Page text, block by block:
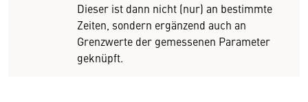
Dieser ist dann nicht (nur) an bestimmte
Zeiten, sondern ergänzend auch an
Grenzwerte der gemessenen Parameter
geknüpft.